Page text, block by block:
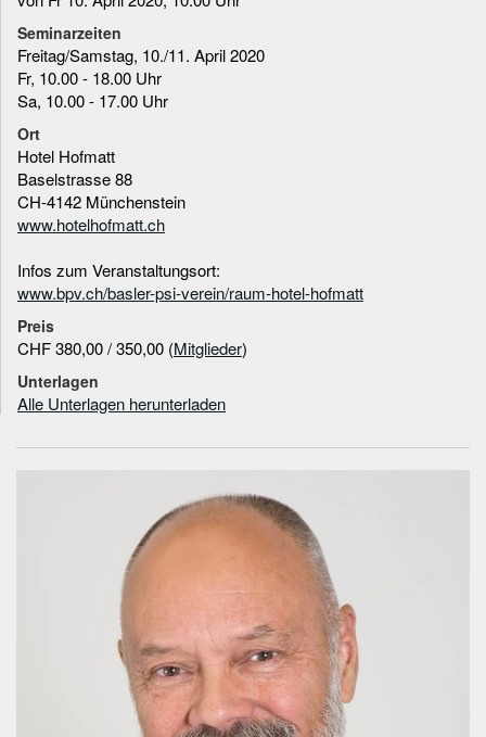
Seminarzeiten
Freitag/Samstag, 10./11. April 2020
Fr, 10.00 - 18.00 Uhr
Sa, 10.00 - 17.00 Uhr
Ort
Hotel Hofmatt
Baselstrasse 88
CH-4142 Münchenstein
www.hotelhofmatt.ch
Infos zum Veranstaltungsort:
www.bpv.ch/basler-psi-verein/raum-hotel-hofmatt
Preis
CHF 380,00 / 350,00 (Mitglieder)
Unterlagen
Alle Unterlagen herunterladen
Informationen zum
Referenten